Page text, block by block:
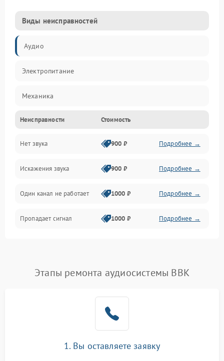
Виды неисправностей
Аудио
Электропитание
Механика
Управление
Корпус/Герметичность
Электронные компоненты
Неисправности Стоимость
Нет звука 900 ₽ Подробнее →
Искажения звука 900 ₽ Подробнее →
Один канал не работает 1000 ₽ Подробнее →
Пропадает сигнал 1000 ₽ Подробнее →
Этапы ремонта аудиосистемы BBK
1. Вы оставляете заявку